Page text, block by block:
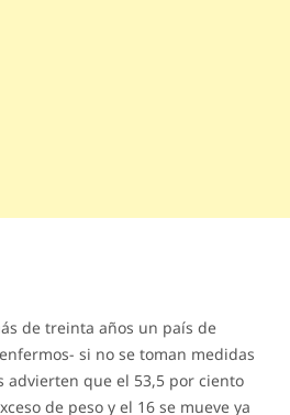
de treinta años un país de
si no se toman medidas
advierten que el 53,5 por ciento
de peso y el 16 se mueve ya